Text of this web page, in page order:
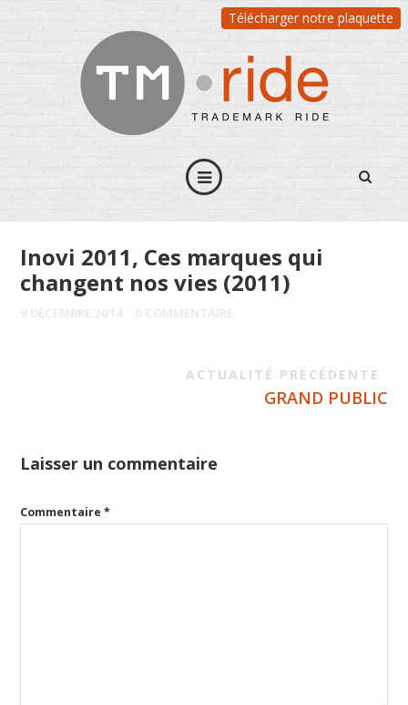
Télécharger notre plaquette
Inovi 2011, Ces marques qui
changent nos vies (2011)
9 DÉCEMBRE 2014 0 COMMENTAIRE
ACTUALITÉ PRÉCÉDENTE
GRAND PUBLIC
Laisser un commentaire
Commentaire*